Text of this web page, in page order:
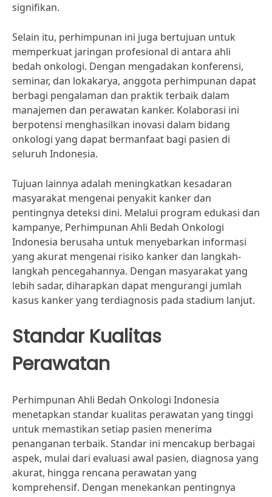
signifikan.
Selain itu, perhimpunan ini juga bertujuan untuk
memperkuat jaringan profesional di antara ahli
bedah onkologi. Dengan mengadakan konferensi,
seminar, dan lokakarya, anggota perhimpunan dapat
berbagi pengalaman dan praktik terbaik dalam
manajemen dan perawatan kanker. Kolaborasi ini
berpotensi menghasilkan inovasi dalam bidang
onkologi yang dapat bermanfaat bagi pasien di
seluruh Indonesia.
Tujuan lainnya adalah meningkatkan kesadaran
masyarakat mengenai penyakit kanker dan
pentingnya deteksi dini. Melalui program edukasi dan
kampanye, Perhimpunan Ahli Bedah Onkologi
Indonesia berusaha untuk menyebarkan informasi
yang akurat mengenai risiko kanker dan langkah-
langkah pencegahannya. Dengan masyarakat yang
lebih sadar, diharapkan dapat mengurangi jumlah
kasus kanker yang terdiagnosis pada stadium lanjut.
Standar Kualitas
Perawatan
Perhimpunan Ahli Bedah Onkologi Indonesia
menetapkan standar kualitas perawatan yang tinggi
untuk memastikan setiap pasien menerima
penanganan terbaik. Standar ini mencakup berbagai
aspek, mulai dari evaluasi awal pasien, diagnosa yang
akurat, hingga rencana perawatan yang
komprehensif. Dengan menekankan pentingnya